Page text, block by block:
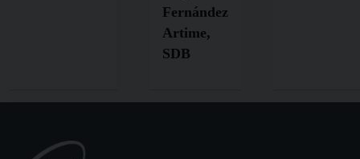
Fernández
Artime,
SDB